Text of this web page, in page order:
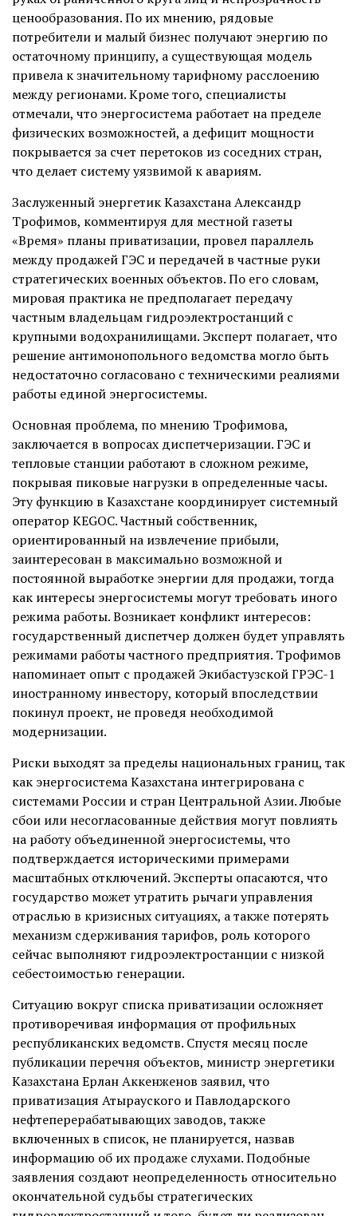
ценообразования. По их мнению, рядовые
потребители и малый бизнес получают энергию по
остаточному принципу, а существующая модель
привела к значительному тарифному расслоению
между регионами. Кроме того, специалисты
отмечали, что энергосистема работает на пределе
физических возможностей, а дефицит мощности
покрывается за счет перетоков из соседних стран,
что делает систему уязвимой к авариям.
Заслуженный энергетик Казахстана Александр
Трофимов, комментируя для местной газеты
«Время» планы приватизации, провел параллель
между продажей ГЭС и передачей в частные руки
стратегических военных объектов. По его словам,
мировая практика не предполагает передачу
частным владельцам гидроэлектростанций с
крупными водохранилищами. Эксперт полагает, что
решение антимонопольного ведомства могло быть
недостаточно согласовано с техническими реалиями
работы единой энергосистемы.
Основная проблема, по мнению Трофимова,
заключается в вопросах диспетчеризации. ГЭС и
тепловые станции работают в сложном режиме,
покрывая пиковые нагрузки в определенные часы.
Эту функцию в Казахстане координирует системный
оператор KEGOC. Частный собственник,
ориентированный на извлечение прибыли,
заинтересован в максимально возможной и
постоянной выработке энергии для продажи, тогда
как интересы энергосистемы могут требовать иного
режима работы. Возникает конфликт интересов:
государственный диспетчер должен будет управлять
режимами работы частного предприятия. Трофимов
напоминает опыт с продажей Экибастузской ГРЭС-1
иностранному инвестору, который впоследствии
покинул проект, не проведя необходимой
модернизации.
Риски выходят за пределы национальных границ, так
как энергосистема Казахстана интегрирована с
системами России и стран Центральной Азии. Любые
сбои или несогласованные действия могут повлиять
на работу объединенной энергосистемы, что
подтверждается историческими примерами
масштабных отключений. Эксперты опасаются, что
государство может утратить рычаги управления
отраслью в кризисных ситуациях, а также потерять
механизм сдерживания тарифов, роль которого
сейчас выполняют гидроэлектростанции с низкой
себестоимостью генерации.
Ситуацию вокруг списка приватизации осложняет
противоречивая информация от профильных
республиканских ведомств. Спустя месяц после
публикации перечня объектов, министр энергетики
Казахстана Ерлан Аккенженов заявил, что
приватизация Атырауского и Павлодарского
нефтеперерабатывающих заводов, также
включенных в список, не планируется, назвав
информацию об их продаже слухами. Подобные
заявления создают неопределенность относительно
окончательной судьбы стратегических